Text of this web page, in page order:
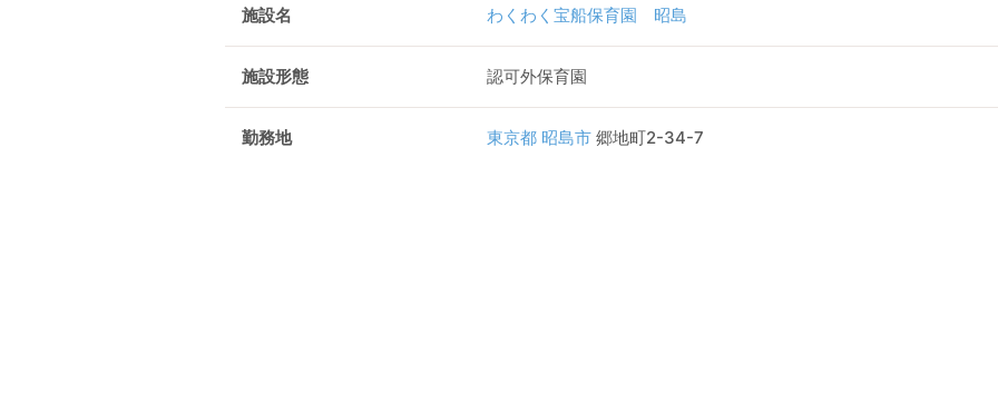
施設名 わくわく宝船保育園 昭島
施設形態 認可外保育園
勤務地 東京都 昭島市郷地町2-34-7